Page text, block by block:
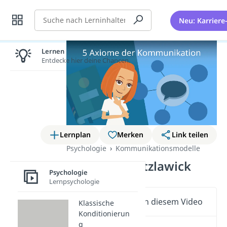
Suche Neu:
Lernplan Merken
Link teilen
Psychologie
Kommunikationsmodelle
5 Axiome Watzlawick
Wichtige Inhalte in diesem Video
Lernen lohnt sich!
Entdecke hier deine Chancen.
Psychologie
Lernpsychologie
Klassische
Konditionierun
g